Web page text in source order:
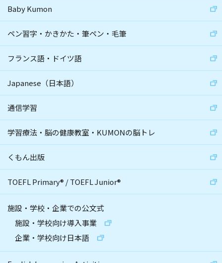
Baby Kumon
ペン習字・かきかた・筆ペン・毛筆
フランス語・ドイツ語
Japanese（日本語）
通信学習
学習療法・脳の健康教室・KUMONの脳トレ
くもん出版
TOEFL Primary® /TOEFL Junior®
施設・学校・企業での公文式
施設・学校向け導入事業
企業・学校向け日本語